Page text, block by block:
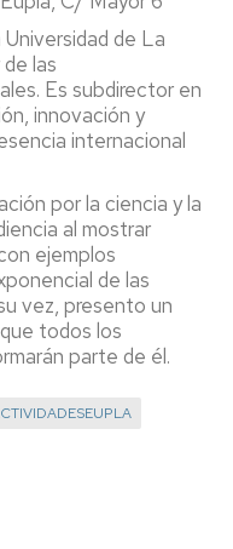
de La
las
Es subdirector en
innovación y
internacional
por la ciencia y la
al mostrar
ejemplos
de las
vez, presento un
todos los
parte de él.